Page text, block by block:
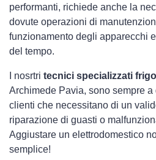
performanti, richiede anche la
dovute operazioni di
funzionamento degli apparecchi
del tempo.
I nosrtri tecnici specializzati
Archimede Pavia, sono sempre
clienti che necessitano di un
riparazione di guasti o
Aggiustare un elettrodomestico
semplice!